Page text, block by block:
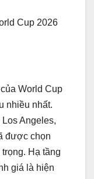
Cup 2026
World Cup
nhiều nhất.
Angeles,
được chọn
Hạ tầng
giá là hiện